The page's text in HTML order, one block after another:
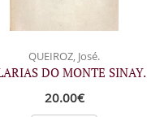
QUEIROZ, José.
DO MONTE SINAY.
20.00€